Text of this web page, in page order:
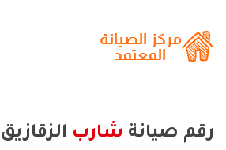
رقم صيانة شارب الزقازيق